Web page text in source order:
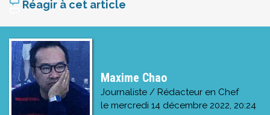
Réagir à cet article
Maxime Chao
Journaliste / Rédacteur en Chef
le mercredi 14 décembre 2022, 20:24